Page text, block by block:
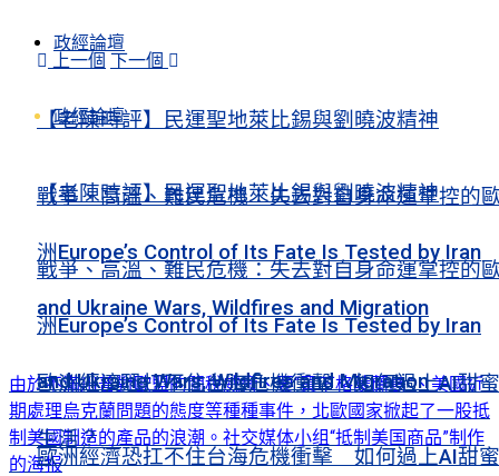
政經論壇
【老陳時評】民運聖地萊比錫與劉曉波精神
戰爭、高溫、難民危機：失去對自身命運掌控的
洲Europe’s Control of Its Fate Is Tested by Iran
and Ukraine Wars, Wildfires and Migration
歐洲經濟恐扛不住台海危機衝擊 如何過上AI甜蜜
生活？
上一個 下一個
政經論壇
【老陳時評】民運聖地萊比錫與劉曉波精神
戰爭、高溫、難民危機：失去對自身命運掌控的
洲Europe’s Control of Its Fate Is Tested by Iran
and Ukraine Wars, Wildfires and Migration
歐洲經濟恐扛不住台海危機衝擊 如何過上AI甜蜜
由於不滿川普對歐盟的關稅威脅、要“買下格陵蘭島”、美國近
期處理烏克蘭問題的態度等種種事件，北歐國家掀起了一股抵
制美國制造的產品的浪潮。社交媒体小组“抵制美国商品”制作
的海报